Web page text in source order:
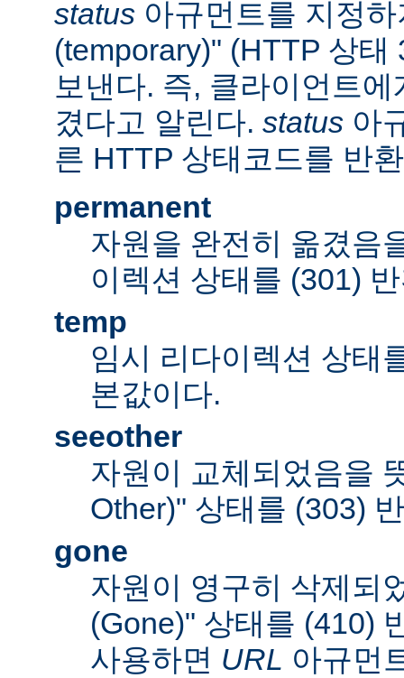
status 아규먼트를 지정
(temporary)" (HTTP 상태
보낸다. 즉, 클라이언트
겼다고 알린다. status 아
른 HTTP 상태코드를 반
permanent
자원을 완전히 옮겼음
이렉션 상태를 (301)
temp
임시 리다이렉션 상태
본값이다.
seeother
자원이 교체되었음을
Other)" 상태를 (303)
gone
자원이 영구히 삭제되
(Gone)" 상태를 (410)
사용하면 URL 아규먼